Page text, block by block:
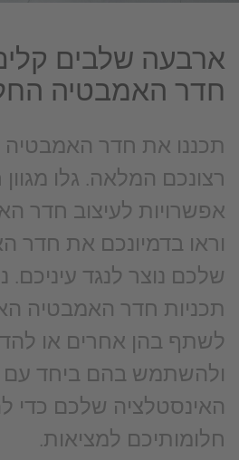
ארבעה שלבים
חדר האמבטיה
תכננו את חדר
רצונכם המלאה. גלו
אפשרויות לעיצוב חדר
וראו בדמיונכם את חדר
שלכם נוצר לנגד עיניכם.
תכניות חדר האמבטיה
לשתף בהן אחרים או
ולהשתמש בהם ביחד
האינסטלציה שלכם כדי
חלומותיכם למציאות.